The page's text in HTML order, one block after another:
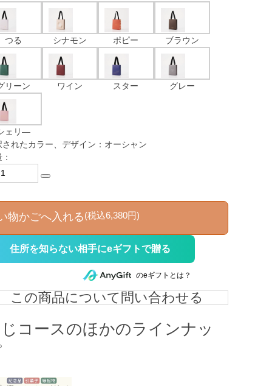
つる シナモン ポピー ブラウン
リーン ワイン スター グレー
ェリ―
されたカラー、デザイン：オーシャン
物かごへ入れる(税込6,380円)
住所を知らない相手にeギフトで贈る
のeギフトとは？
この商品について問い合わせる
コースのほかのラインナッ